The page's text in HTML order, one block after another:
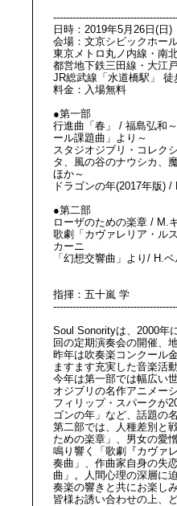
日時：2019年5月26日(
会場：文京シビックホー
東京メトロ丸ノ内線・南
都営地下鉄三田線・大江
JR総武線「水道橋駅」 徒
料金：入場無料
●第一部
行進曲「春」 / 福島弘和
ール課題曲」より～
スタジオジブリ・コレク
タ、風の谷のナウシカ、
ほか～
ドラゴンの年(2017年版) /
●第二部
ローザのための楽章 / M.
歌劇「カヴァレリア・ル
カーニ
「幻想交響曲」より/ H.
指揮：五十嵐 学
Soul Sonorityは、2000年
回の定期演奏会の開催、
昨年は吹奏楽コンクール
ますます充実した音楽活
今年は第一部では幅広い
オジブリの名作アニメー
フィリップ・スパークが
ゴンの年」など、話題の
第二部では、人種差別と
ための楽章」、男女の愛
鳴り響く「歌劇『カヴァ
奏曲」、作曲家自身の失
曲」。人間心理の深層に
奏楽の響きと共にお楽し
皆様お誘い合わせの上、